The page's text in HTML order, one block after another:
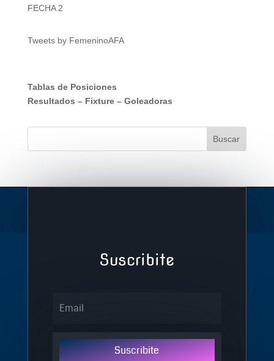
FECHA 2
Tweets by FemeninoAFA
Tablas de Posiciones
Resultados – Fixture– Goleadoras
Suscribite
Suscribite